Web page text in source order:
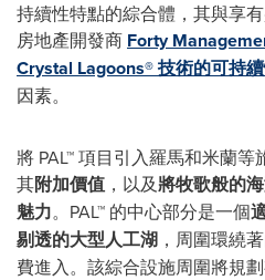
持續性特點的綜合體，其與享
房地產開發商 Forty
Crystal Lagoons®技術的可持
因素。
將 PAL™ 項目引入羅馬和米蘭
其附加價值 ，以及將牧歌般的
魅力。PAL™ 的中心部分是一個
剔透的大型人工湖 ，周圍環繞
費進入。該綜合設施周圍將規